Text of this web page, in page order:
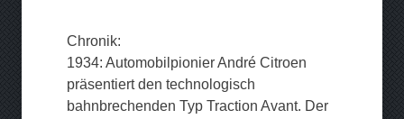
Chronik:
1934: Automobilpionier André Citroen
präsentiert den technologisch
bahnbrechenden Typ Traction Avant. Der